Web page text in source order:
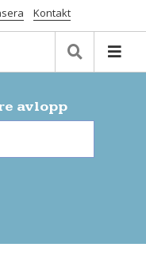
Kontakt
avlopp